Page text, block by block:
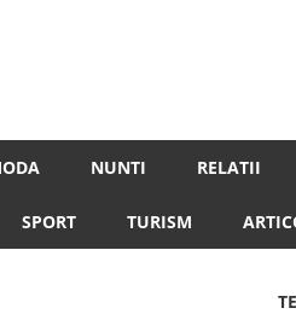
NUNTI RELATII
SPORT TURISM